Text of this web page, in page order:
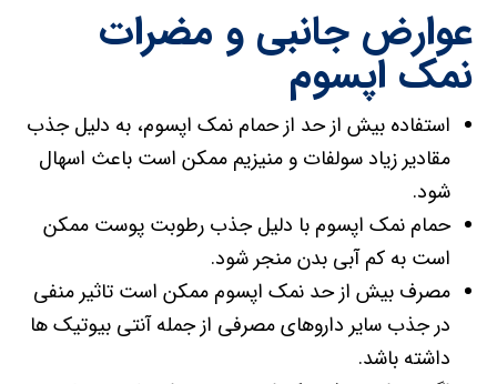
عوارض جانبی و مضرات
نمک اپسوم
استفاده بیش از حد از حمام نمک اپسوم، به دلیل جذب
مقادیر زیاد سولفات و منیزیم ممکن است باعث اسهال
شود.
حمام نمک اپسوم با دلیل جذب رطوبت پوست ممکن
است به کم آبی بدن منجر شود.
مصرف بیش از حد نمک اپسوم ممکن است تاثیر منفی
در جذب سایر داروهای مصرفی از جمله آنتی بیوتیک ها
داشته باشد.